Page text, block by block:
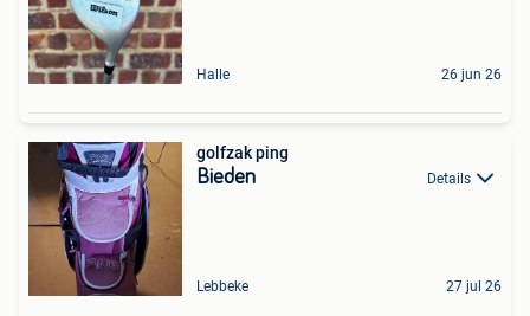
Halle 26 jun 26
golfzak ping
Bieden Details
Lebbeke 27 jul 26